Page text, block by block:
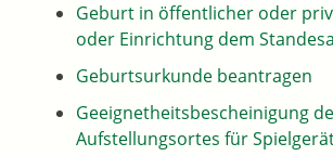
Geburt in öffentlicher oder
oder Einrichtung dem
Geburtsurkunde beantragen
Geeignetheitsbescheinigung
Aufstellungsortes für